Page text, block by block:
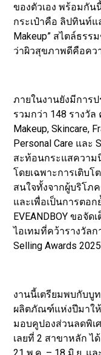
ของตัวเอง พร้อมกัน
กระเป๋าคือ ลิปทินท์แ
Makeup” สไตล์ธร
ว่าผิวสุขภาพดีคือค
ภายในงานยังมีการ
รวมกว่า 148 รางวั
Makeup, Skincare,
Personal Care และ
สะท้อนกระแสความ
โดยเฉพาะการเติบโ
สนใจทั้งจากผู้บริโภ
และเพื่อเป็นการตอ
EVEANDBOY ขอจั
ไอเทมที่คว้ารางวัล
Selling Awards
งานนี้เตรียมพบกับบู
ผลิตภัณฑ์แห่งปีมาให้
มอบคูปองส่วนลดพิเ
เลยที่ 2 สาขาหลัก ไ
21 พ.ค. – 18 มิ.ย. แล